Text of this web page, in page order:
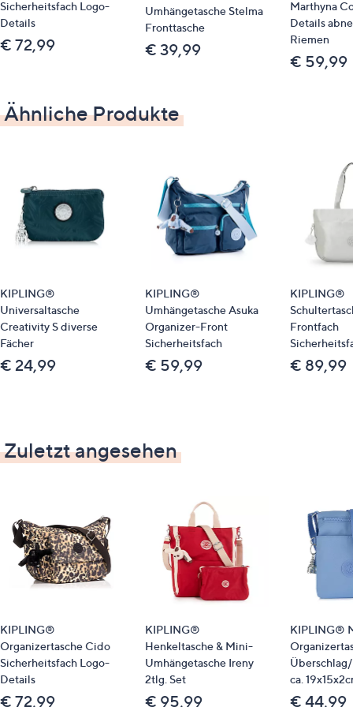
Pflege
mit feuchtem Tuch abwischen
Sicherheitsfach Logo-
Details
€ 72,99
Umhängetasche Stelma
Fronttasche
€ 39,99
Marthyna
Details
Riemen
€ 59,99
Ähnliche Produkte
KIPLING®
Universaltasche
Creativity S diverse
Fächer
€ 24,99
KIPLING®
Umhängetasche Asuka
Organizer-Front
Sicherheitsfach
€ 59,99
KIPLING®
Frontfach
€ 89,99
Zuletzt angesehen
KIPLING®
Organizertasche Cido
Sicherheitsfach Logo-
Details
€ 72,99
KIPLING®
Henkeltasche & Mini-
Umhängetasche Ireny
2tlg. Set
€ 95,99
KIPLING®
ca.
€ 44,99